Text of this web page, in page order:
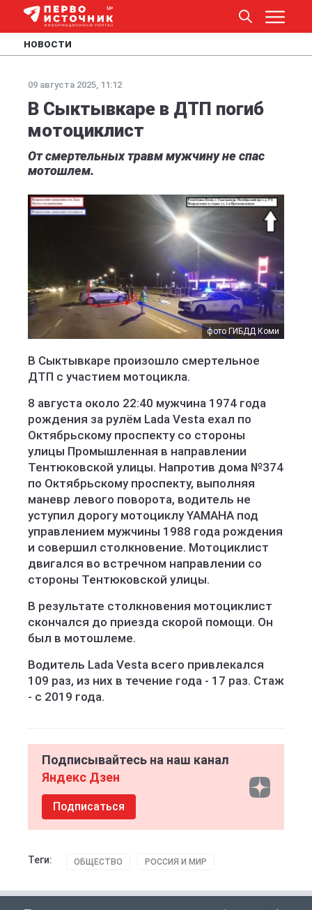
НОВОСТИ
09 августа 2025, 11:12
В Сыктывкаре в ДТП погиб
мотоциклист
От смертельных травм мужчину не спас
мотошлем.
фото ГИБДД Коми
В Сыктывкаре произошло смертельное
ДТП с участием мотоцикла.
8 августа около 22:40 мужчина 1974 года
рождения за рулём Lada Vesta ехал по
Октябрьскому проспекту со стороны
улицы Промышленная в направлении
Тентюковской улицы. Напротив дома №374
по Октябрьскому проспекту, выполняя
маневр левого поворота, водитель не
уступил дорогу мотоциклу YAMAHA под
управлением мужчины 1988 года рождения
и совершил столкновение. Мотоциклист
двигался во встречном направлении со
стороны Тентюковской улицы.
В результате столкновения мотоциклист
скончался до приезда скорой помощи. Он
был в мотошлеме.
Водитель Lada Vesta всего привлекался
109 раз, из них в течение года - 17 раз. Стаж
- с 2019 года.
Подписывайтесь на наш канал
Яндекс Дзен
Подписаться
Теги: ОБЩЕСТВО РОССИЯ И МИР